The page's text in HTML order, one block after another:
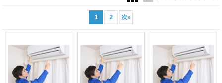
1 2 次»